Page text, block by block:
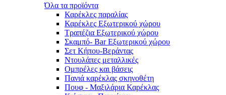
Όλα τα προϊόντα
Καρέκλες παραλίας
Καρέκλες Εξωτερικού χώρου
Τραπέζια Εξωτερικού χώρου
Σκαμπό- Bar Εξωτερικού χώρου
Σετ Κήπου-Βεράντας
Ντουλάπες μεταλλικές
Ομπρέλες και βάσεις
Πανιά καρέκλας σκηνοθέτη
Πουφ - Μαξιλάρια Καρέκλας